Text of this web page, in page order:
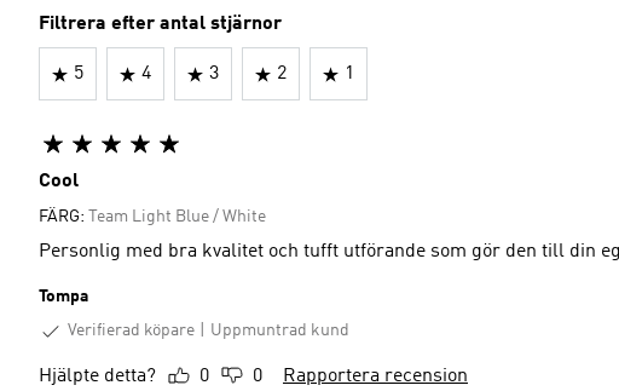
Filtrera efter antal stjärnor
5 4 3 2 1
Cool
FÄRG: Team Light Blue / White
Personlig med bra kvalitet och tufft utförande som gör den till din
Tompa
Verifierad köpare
Uppmuntrad kund
Hjälpte detta? 0 0 Rapportera recension